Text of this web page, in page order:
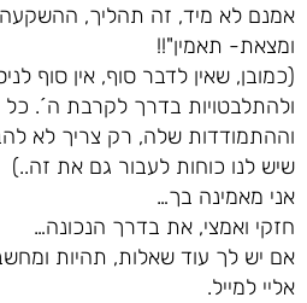
אמנם לא מיד, זה תהליך, ההשקעה
ומצאת- תאמין"!!
(כמובן, שאין לדבר סוף, אין סוף
ולהתלבטויות בדרך לקרבת ה´.
וההתמודדות שלה, רק צריך לא
שיש לנו כוחות לעבור גם את זה..)
אני מאמינה בך…
חזקי ואמצי, את בדרך הנכונה…
אם יש לך עוד שאלות, תהיות
אליי למייל.